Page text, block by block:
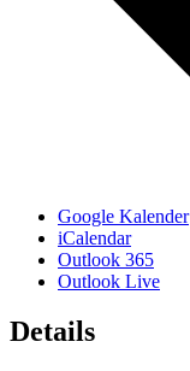
Google Kalender
iCalendar
Outlook 365
Outlook Live
Details